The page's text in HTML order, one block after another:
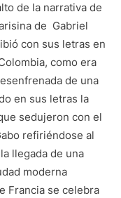
de la narrativa de
de Gabriel
con sus letras en
como era
de una
en sus letras la
sedujeron con el
refiriéndose al
llegada de una
moderna
Francia se celebra